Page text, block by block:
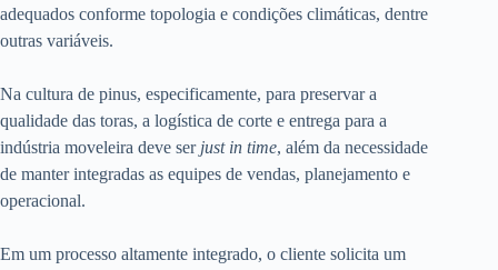
adequados conforme topologia e condições climáticas, dentre
outras variáveis.
Na cultura de pinus, especificamente, para preservar a
qualidade das toras, a logística de corte e entrega para a
indústria moveleira deve ser just in time, além da necessidade
de manter integradas as equipes de vendas, planejamento e
operacional.
Em um processo altamente integrado, o cliente solicita um